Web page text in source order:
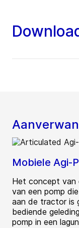
Mobiele Agi-
Het concept van
van een pomp
aan de tractor is
bediende
pomp in een